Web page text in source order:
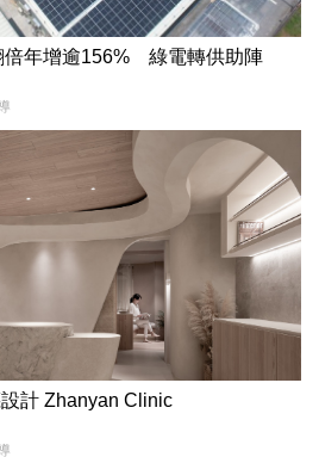
倍年增逾156% 綠電轉供助陣
計 Zhanyan Clinic